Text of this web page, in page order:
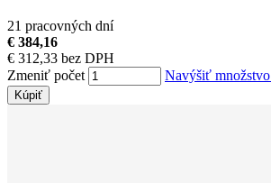
21 pracovných dní
€ 384,16
€ 312,33 bez DPH
Zmeniť počet
Navýšiť množstvo
Kúpiť